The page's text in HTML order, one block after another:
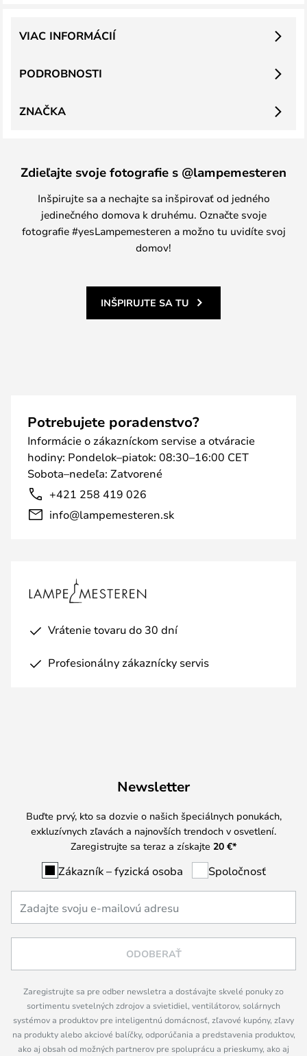
PODROBNOSTI
VIAC INFORMÁCIÍ
ZNAČKA
Zdieľajte svoje fotografie s @lampemesteren
Inšpirujte sa a nechajte sa inšpirovať od jedného
jedinečného domova k druhému. Označte svoje
fotografie #yesLampemesteren a možno tu uvidíte svoj
domov!
INŠPIRUJTE SA TU
Potrebujete poradenstvo?
Informácie o zákazníckom servise a otváracie
hodiny: Pondelok–piatok: 08:30–16:00 CET
Sobota–nedeľa: Zatvorené
+421 258 419 026
info@lampemesteren.sk
Vrátenie tovaru do 30 dní
Profesionálny zákaznícky servis
Newsletter
Buďte prvý, kto sa dozvie o našich špeciálnych ponukách,
exkluzívnych zľavách a najnovších trendoch v osvetlení.
Zaregistrujte sa teraz a získajte 20 €*
Zákazník – fyzická osoba Spoločnosť
ODOBERAŤ
Zaregistrujte sa pre odber newsletra a dostávajte skvelé ponuky zo
sortimentu svetelných zdrojov a svietidiel, ventilátorov, solárnych
systémov a produktov pre inteligentnú domácnosť, zľavové kupóny, zľavy
na produkty alebo akciové balíčky, odporúčania a predstavenia produktov,
ako aj obsah od možných partnerov pre spoluprácu a prieskumy, ako aj